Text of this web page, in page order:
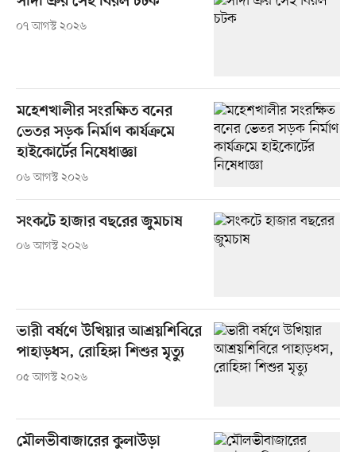
০৭ আগস্ট ২০২৬
মহেশখালীর সংরক্ষিত বনের
ভেতর সড়ক নির্মাণ কার্যক্রমে
হাইকোর্টের নিষেধাজ্ঞা
০৬ আগস্ট ২০২৬
সংকটে হাজার বছরের জুমচাষ
০৬ আগস্ট ২০২৬
ভারী বর্ষণে উখিয়ার আশ্রয়শিবিরে
পাহাড়ধস, রোহিঙ্গা শিশুর মৃত্যু
০৫ আগস্ট ২০২৬
মৌলভীবাজারের কুলাউড়া